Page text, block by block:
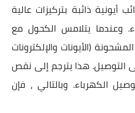
أيونية ذائبة بتركيزات عالية
وعندما يتلامس الكحول مع
(الأيونات والإلكترونات
التوصيل. هذا يترجم إلى نقص
الكهرباء. وبالتالي ، فإن